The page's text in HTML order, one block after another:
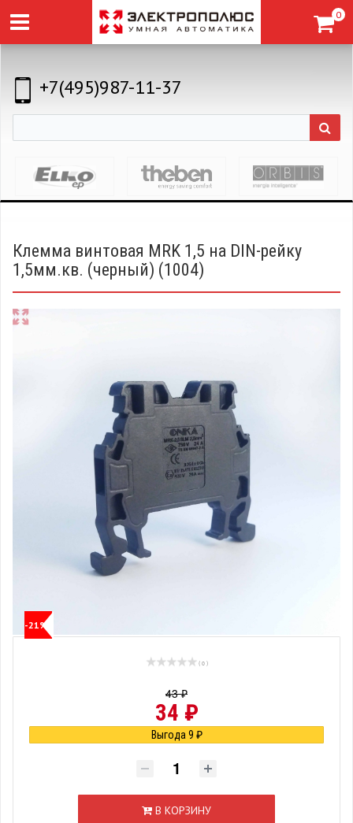
0
+7(495)987-11-37
Клемма винтовая MRK 1,5 на DIN-рейку
1,5мм.кв. (черный) (1004)
-21%
( 0 )
43 ₽
34 ₽
Выгода 9 ₽
В КОРЗИНУ